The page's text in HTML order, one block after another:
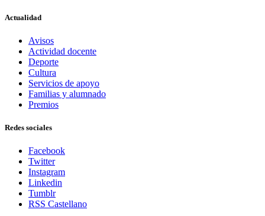
Actualidad
Avisos
Actividad docente
Deporte
Cultura
Servicios de apoyo
Familias y alumnado
Premios
Redes sociales
Facebook
Twitter
Instagram
Linkedin
Tumblr
RSS Castellano